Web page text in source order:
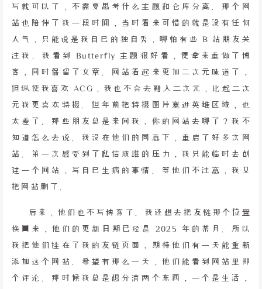
写就可以了，不需要思考什么主题和仓库分离。那个网
站也陪伴了我一段时间，当时看来可惜的就是没有任何
人气，只能说是我自己的独自秀，哪怕有些 B 站朋友关
注我。我看到 Butterfly 主题很好看，便拿来重做了博
客，同时保留了文章。网站看起来更加二次元味道了，
但纵使我喜欢 ACG，我也不会去融入二次元，比起二次
元我更喜欢特摄。但年前把特摄图片塞进英雄区域，也
太差了。那些朋友总是来问我，你的网站去哪了？我不
知道怎么去说。我没在他们的同意下，重启了好多次网
站。第一次感受到了私信成堆的压力，我只能临时去创
建一个网站，写自己生病的事情。等他们不注意，我又
把网站删了。
后来，他们也不写博客了。我还想去把友链那个位置
换回来，他们的更新日期已经是 2025 年的某月。所以
我把他们挂在了我的友链页面，期待他们有一天能重新
添加这个网站。希望有那么一天，他们能看到网站里那
个评论。那时候我总是想分清两个东西，一个是生活，